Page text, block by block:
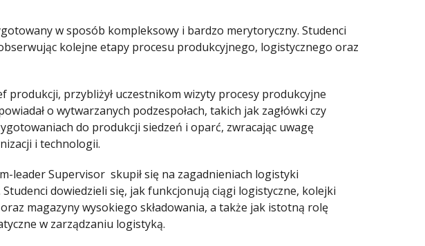
w sposób kompleksowy i bardzo merytoryczny. Studenci
kolejne etapy procesu produkcyjnego, logistycznego oraz
produkcji, przybliżył uczestnikom wizyty procesy produkcyjne
o wytwarzanych podzespołach, takich jak zagłówki czy
do produkcji siedzeń i oparć, zwracając uwagę
i technologii.
leader Supervisor skupił się na zagadnieniach logistyki
dowiedzieli się, jak funkcjonują ciągi logistyczne, kolejki
magazyny wysokiego składowania, a także jak istotną rolę
w zarządzaniu logistyką.